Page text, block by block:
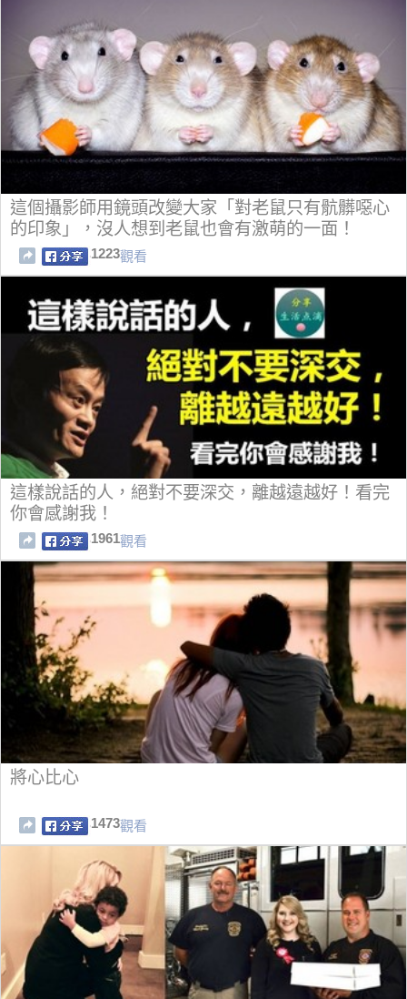
這個攝影師用鏡頭改變大家「對老鼠只有骯髒噁心
的印象」，沒人想到老鼠也會有激萌的一面！
1223觀看
這樣說話的人，絕對不要深交，離越遠越好！看完
你會感謝我！
1961觀看
將心比心
1473觀看